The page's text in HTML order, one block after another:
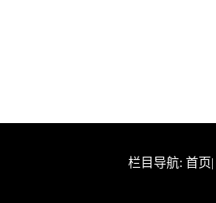
栏目导航: 首页|